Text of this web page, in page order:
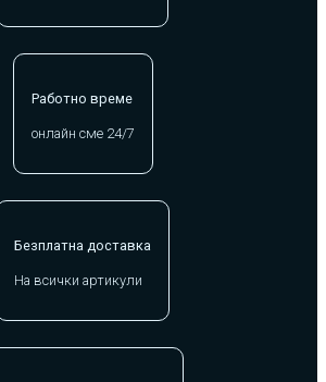
Работно време
онлайн сме 24/7
Безплатна доставка
На всички артикули